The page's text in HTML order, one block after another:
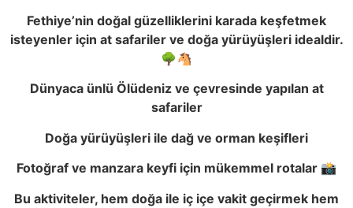
Fethiye’nin doğal güzelliklerini karada keşfetmek
isteyenler için at safariler ve doğa yürüyüşleri idealdir.
🌳🐴
Dünyaca ünlü Ölüdeniz ve çevresinde yapılan at
safariler
Doğa yürüyüşleri ile dağ ve orman keşifleri
Fotoğraf ve manzara keyfi için mükemmel rotalar 📸
Bu aktiviteler, hem doğa ile iç içe vakit geçirmek hem